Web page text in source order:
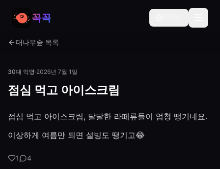
꼭꼭
대나무숲 목록
30대 익명·2026년 7월 1일
점심 먹고 아이스크림
점심 먹고 아이스크림, 달달한 라떼류들이 엄청 땡기네요.
이상하게 여름만 되면 설빙도 땡기고😂
1 4